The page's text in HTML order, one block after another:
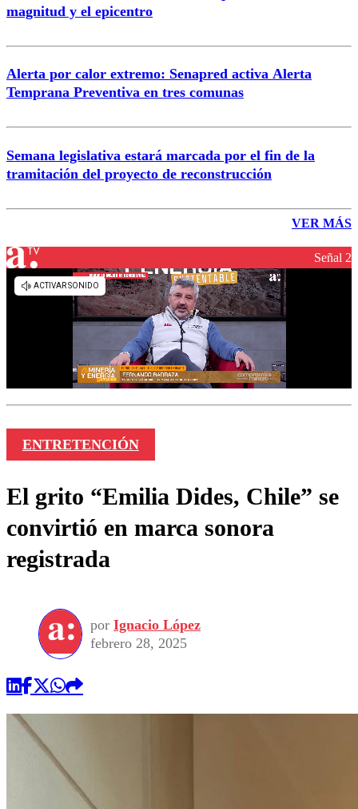
magnitud y el epicentro
Alerta por calor extremo: Senapred activa Alerta
Temprana Preventiva en tres comunas
Semana legislativa estará marcada por el fin de la
tramitación del proyecto de reconstrucción
VER MÁS
Señal 2
ENTRETENCIÓN
El grito “Emilia Dides, Chile” se
convirtió en marca sonora
registrada
por Ignacio López
febrero 28, 2025